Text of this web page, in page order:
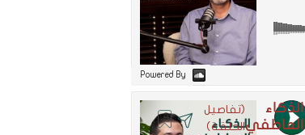
Powered By
الذكاء
العاطفي
(تفاصيل
الحلقة)